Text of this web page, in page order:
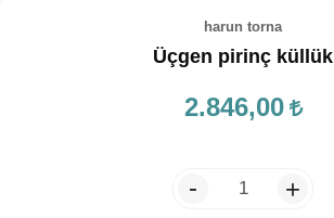
harun torna
Üçgen pirinç küllük
2.846,00
- +